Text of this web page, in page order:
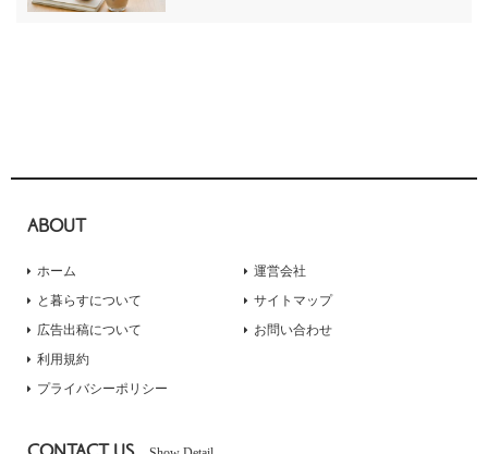
ABOUT
ホーム
と暮らすについて
広告出稿について
運営会社
サイトマップ
お問い合わせ
利用規約
プライバシーポリシー